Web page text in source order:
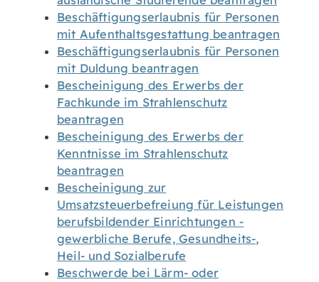
Beschäftigungserlaubnis für Personen
mit Aufenthaltsgestattung beantragen
Beschäftigungserlaubnis für Personen
mit Duldung beantragen
Bescheinigung des Erwerbs der
Fachkunde im Strahlenschutz
beantragen
Bescheinigung des Erwerbs der
Kenntnisse im Strahlenschutz
beantragen
Bescheinigung zur
Umsatzsteuerbefreiung für Leistungen
berufsbildender Einrichtungen -
gewerbliche Berufe, Gesundheits-,
Heil- und Sozialberufe
Beschwerde bei Lärm- oder